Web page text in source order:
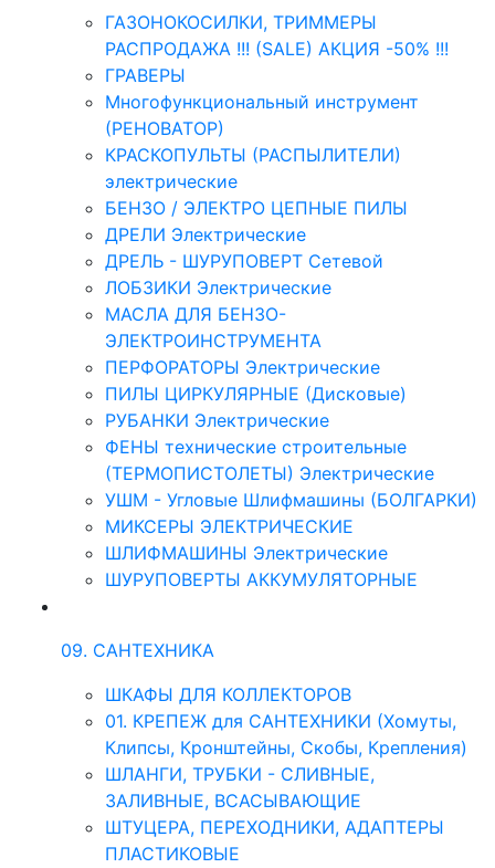
ГАЗОНОКОСИЛКИ, ТРИММЕРЫ
РАСПРОДАЖА !!! (SALE) АКЦИЯ -50% !!!
ГРАВЕРЫ
Многофункциональный инструмент
(РЕНОВАТОР)
КРАСКОПУЛЬТЫ (РАСПЫЛИТЕЛИ)
электрические
БЕНЗО / ЭЛЕКТРО ЦЕПНЫЕ ПИЛЫ
ДРЕЛИ Электрические
ДРЕЛЬ - ШУРУПОВЕРТ Сетевой
ЛОБЗИКИ Электрические
МАСЛА ДЛЯ БЕНЗО-
ЭЛЕКТРОИНСТРУМЕНТА
ПЕРФОРАТОРЫ Электрические
ПИЛЫ ЦИРКУЛЯРНЫЕ (Дисковые)
РУБАНКИ Электрические
ФЕНЫ технические строительные
(ТЕРМОПИСТОЛЕТЫ) Электрические
УШМ - Угловые Шлифмашины (БОЛГАРКИ)
МИКСЕРЫ ЭЛЕКТРИЧЕСКИЕ
ШЛИФМАШИНЫ Электрические
ШУРУПОВЕРТЫ АККУМУЛЯТОРНЫЕ
09. САНТЕХНИКА
ШКАФЫ ДЛЯ КОЛЛЕКТОРОВ
01. КРЕПЕЖ для САНТЕХНИКИ (Хомуты,
Клипсы, Кронштейны, Скобы, Крепления)
ШЛАНГИ, ТРУБКИ - СЛИВНЫЕ,
ЗАЛИВНЫЕ, ВСАСЫВАЮЩИЕ
ШТУЦЕРА, ПЕРЕХОДНИКИ, АДАПТЕРЫ
ПЛАСТИКОВЫЕ